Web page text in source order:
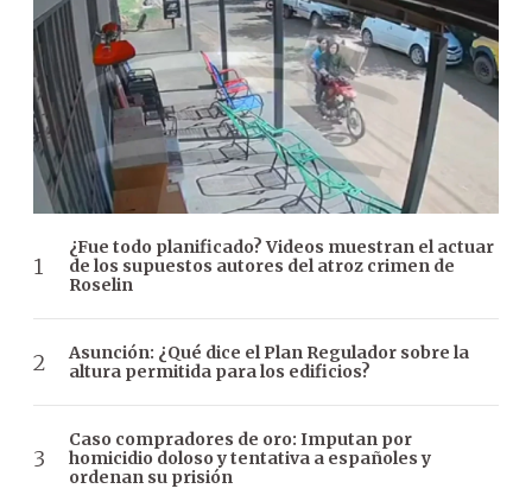
¿Fue todo planificado? Videos muestran el actuar
de los supuestos autores del atroz crimen de
Roselin
Asunción: ¿Qué dice el Plan Regulador sobre la
altura permitida para los edificios?
Caso compradores de oro: Imputan por
homicidio doloso y tentativa a españoles y
ordenan su prisión